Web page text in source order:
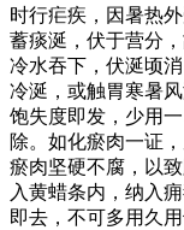
时行疟疾，因暑热
蓄痰涎，伏于营分
冷水吞下，伏涎顷
冷涎，或触胃寒暑
饱失度即发，少用
除。如化瘀肉一证
瘀肉坚硬不腐，以
入黄蜡条内，纳入
即去，不可多用久